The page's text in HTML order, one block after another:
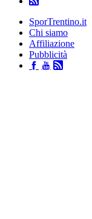
SporTrentino.it
Chi siamo
Affiliazione
Pubblicità